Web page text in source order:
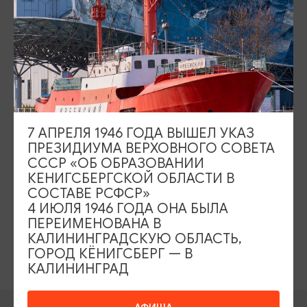
антикварная мебель и раритетные экспонаты. Музей предоставлял
реквизит (авто и мото-технику, предметы интерьера) для съемок
телесериала «По законам военного времени», съемки которого
проходили в нашей области.
КАК ОПЛАТИТЬ
Стоимость экскурсии:
Взрослый - 2600 рублей
Льготный - 2500 рублей.
Дети до 6 лет бесплатно.
Включено в стоимость:транспортное и экскурсионное
обслуживание, входные билеты в музей «Трёх эпох» и
замок «Тапиау».
7 АПРЕЛЯ 1946 ГОДА ВЫШЕЛ УКАЗ
ПРЕЗИДИУМА ВЕРХОВНОГО СОВЕТА
СССР «ОБ ОБРАЗОВАНИИ
КЕНИГСБЕРГСКОЙ ОБЛАСТИ В
СОСТАВЕ РСФСР»
4 ИЮЛЯ 1946 ГОДА ОНА БЫЛА
ПЕРЕИМЕНОВАНА В
КАЛИНИНГРАДСКУЮ ОБЛАСТЬ,
ГОРОД КЁНИГСБЕРГ — В
КАЛИНИНГРАД